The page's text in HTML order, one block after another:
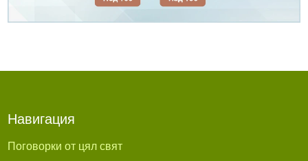
Навигация
Поговорки от цял свят